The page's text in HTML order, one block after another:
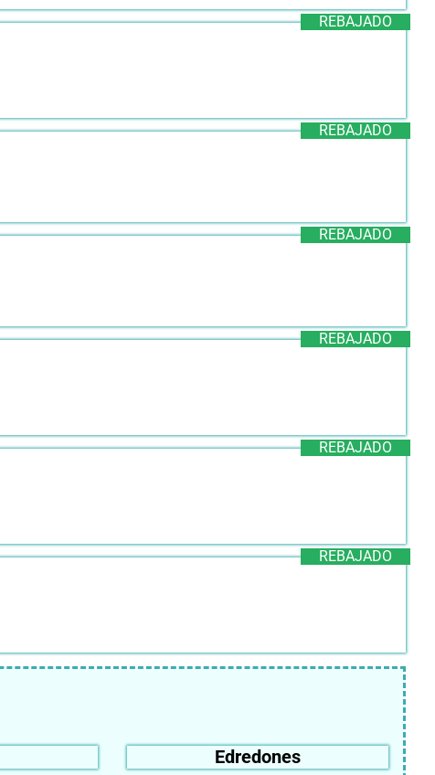
REBAJADO
REBAJADO
REBAJADO
REBAJADO
REBAJADO
REBAJADO
Edredones